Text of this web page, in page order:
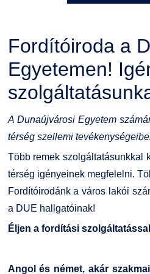
Felnőttképzés
Origó
Moodle
K+F+I
Érdekvédelmi
Díjak,
Kapcsolat
Intézményi és
Együttműködő
Fordítóiroda a
Egyetemen!
A Dunaújvárosi Egyetem
térség szellemi
Több remek szolgáltatásunkkal
térség igényeinek megfelelni.
Fordítóirodánk a város lakói
a DUE hallgatóinak!
É ljen a fordítási
Angol és német, akár